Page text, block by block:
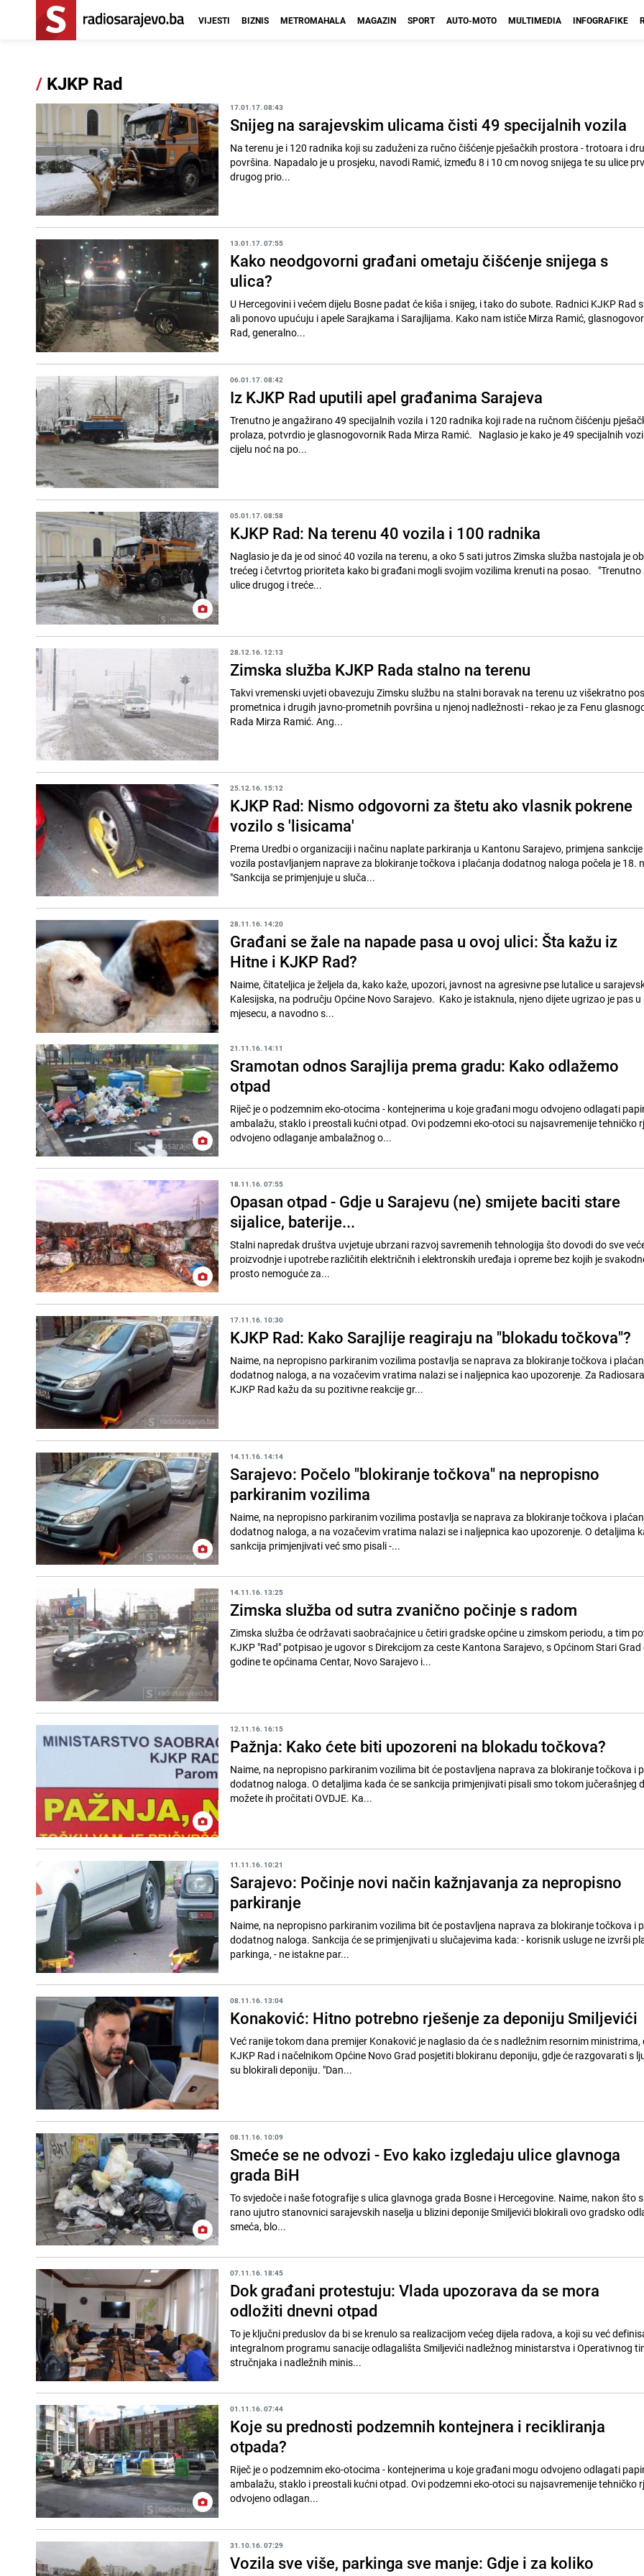
VIJESTI BIZNIS METROMAHALA MAGAZIN SPORT AUTO-MOTO MULTIMEDIA INFOGRAFIKE
/ KJKP Rad
17.01.17. 08:43
Snijeg na sarajevskim ulicama čisti 49 specijalnih vozila
Na terenu je i 120 radnika koji su zaduženi za ručno čišćenje pješačkih prostora - trotoara i
površina. Napadalo je u prosjeku, navodi Ramić, između 8 i 10 cm novog snijega te su ulice
drugog prio...
13.01.17. 07:55
Kako neodgovorni građani ometaju čišćenje snijega s
ulica?
U Hercegovini i većem dijelu Bosne padat će kiša i snijeg, i tako do subote. Radnici KJKP Rad
ali ponovo upućuju i apele Sarajkama i Sarajlijama. Kako nam ističe Mirza Ramić,
Rad, generalno...
06.01.17. 08:42
Iz KJKP Rad uputili apel građanima Sarajeva
Trenutno je angažirano 49 specijalnih vozila i 120 radnika koji rade na ručnom čišćenju
prolaza, potvrdio je glasnogovornik Rada Mirza Ramić. Naglasio je kako je 49 specijalnih
cijelu noć na po...
05.01.17. 08:58
KJKP Rad: Na terenu 40 vozila i 100 radnika
Naglasio je da je od sinoć 40 vozila na terenu, a oko 5 sati jutros Zimska služba nastojala je
trećeg i četvrtog prioriteta kako bi građani mogli svojim vozilima krenuti na posao. "Trenutno
ulice drugog i treće...
28.12.16. 12:13
Zimska služba KJKP Rada stalno na terenu
Takvi vremenski uvjeti obavezuju Zimsku službu na stalni boravak na terenu uz višekratno
prometnica i drugih javno-prometnih površina u njenoj nadležnosti - rekao je za Fenu
Rada Mirza Ramić. Ang...
25.12.16. 15:12
KJKP Rad: Nismo odgovorni za štetu ako vlasnik pokrene
vozilo s 'lisicama'
Prema Uredbi o organizaciji i načinu naplate parkiranja u Kantonu Sarajevo, primjena
vozila postavljanjem naprave za blokiranje točkova i plaćanja dodatnog naloga počela je 18.
"Sankcija se primjenjuje u sluča...
28.11.16. 14:20
Građani se žale na napade pasa u ovoj ulici: Šta kažu iz
Hitne i KJKP Rad?
Naime, čitateljica je željela da, kako kaže, upozori, javnost na agresivne pse lutalice u
Kalesijska, na području Općine Novo Sarajevo. Kako je istaknula, njeno dijete ugrizao je pas
mjesecu, a navodno s...
21.11.16. 14:11
Sramotan odnos Sarajlija prema gradu: Kako odlažemo
otpad
Riječ je o podzemnim eko-otocima - kontejnerima u koje građani mogu odvojeno odlagati
ambalažu, staklo i preostali kućni otpad. Ovi podzemni eko-otoci su najsavremenije tehničko
odvojeno odlaganje ambalažnog o...
18.11.16. 07:55
Opasan otpad - Gdje u Sarajevu (ne) smijete baciti stare
sijalice, baterije...
Stalni napredak društva uvjetuje ubrzani razvoj savremenih tehnologija što dovodi do sve
proizvodnje i upotrebe različitih električnih i elektronskih uređaja i opreme bez kojih je
prosto nemoguće za...
17.11.16. 10:30
KJKP Rad: Kako Sarajlije reagiraju na "blokadu točkova"?
Naime, na nepropisno parkiranim vozilima postavlja se naprava za blokiranje točkova i
dodatnog naloga, a na vozačevim vratima nalazi se i naljepnica kao upozorenje. Za
KJKP Rad kažu da su pozitivne reakcije gr...
14.11.16. 14:14
Sarajevo: Počelo "blokiranje točkova" na nepropisno
parkiranim vozilima
Naime, na nepropisno parkiranim vozilima postavlja se naprava za blokiranje točkova i
dodatnog naloga, a na vozačevim vratima nalazi se i naljepnica kao upozorenje. O detaljima
sankcija primjenjivati već smo pisali -...
14.11.16. 13:25
Zimska služba od sutra zvanično počinje s radom
Zimska služba će održavati saobraćajnice u četiri gradske općine u zimskom periodu, a tim
KJKP "Rad" potpisao je ugovor s Direkcijom za ceste Kantona Sarajevo, s Općinom Stari Grad
godine te općinama Centar, Novo Sarajevo i...
12.11.16. 16:15
Pažnja: Kako ćete biti upozoreni na blokadu točkova?
Naime, na nepropisno parkiranim vozilima bit će postavljena naprava za blokiranje točkova i
dodatnog naloga. O detaljima kada će se sankcija primjenjivati pisali smo tokom jučerašnjeg
možete ih pročitati OVDJE. Ka...
11.11.16. 10:21
Sarajevo: Počinje novi način kažnjavanja za nepropisno
parkiranje
Naime, na nepropisno parkiranim vozilima bit će postavljena naprava za blokiranje točkova i
dodatnog naloga. Sankcija će se primjenjivati u slučajevima kada: - korisnik usluge ne izvrši
parkinga, - ne istakne par...
08.11.16. 13:04
Konaković: Hitno potrebno rješenje za deponiju Smiljevići
Već ranije tokom dana premijer Konaković je naglasio da će s nadležnim resornim
KJKP Rad i načelnikom Općine Novo Grad posjetiti blokiranu deponiju, gdje će razgovarati s
su blokirali deponiju. "Dan...
08.11.16. 10:09
Smeće se ne odvozi - Evo kako izgledaju ulice glavnoga
grada BiH
To svjedoče i naše fotografije s ulica glavnoga grada Bosne i Hercegovine. Naime, nakon što
rano ujutro stanovnici sarajevskih naselja u blizini deponije Smiljevići blokirali ovo gradsko
smeća, blo...
07.11.16. 18:45
Dok građani protestuju: Vlada upozorava da se mora
odložiti dnevni otpad
To je ključni preduslov da bi se krenulo sa realizacijom većeg dijela radova, a koji su već
integralnom programu sanacije odlagališta Smiljevići nadležnog ministarstva i Operativnog
stručnjaka i nadležnih minis...
01.11.16. 07:44
Koje su prednosti podzemnih kontejnera i recikliranja
otpada?
Riječ je o podzemnim eko-otocima - kontejnerima u koje građani mogu odvojeno odlagati
ambalažu, staklo i preostali kućni otpad. Ovi podzemni eko-otoci su najsavremenije tehničko
odvojeno odlagan...
31.10.16. 07:29
Vozila sve više, parkinga sve manje: Gdje i za koliko